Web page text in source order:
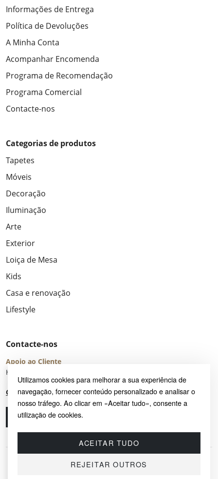
Utilizamos cookies para melhorar a sua experiência de
navegação, fornecer conteúdo personalizado e analisar o
nosso tráfego. Ao clicar em «Aceitar tudo», consente a
utilização de cookies.
ACEITAR TUDO
REJEITAR OUTROS
Informações de Entrega
Política de Devoluções
A Minha Conta
Acompanhar Encomenda
Programa de Recomendação
Programa Comercial
Contacte-nos
Categorias de produtos
Tapetes
Móveis
Decoração
Iluminação
Arte
Exterior
Loiça de Mesa
Kids
Casa e renovação
Lifestyle
Contacte-nos
Apoio ao Cliente
Horário de Atendimento: seg – sex 8:00 – 16:00 (UTC+2)
Centro de Ajuda
Ligue-nos